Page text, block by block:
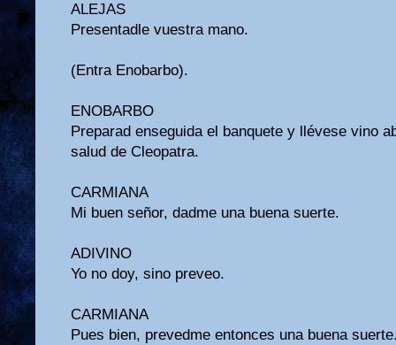
ALEJAS
Presentadle vuestra mano.
(Entra Enobarbo).
ENOBARBO
Preparad enseguida el banquete y llévese vino
salud de Cleopatra.
CARMIANA
Mi buen señor, dadme una buena suerte.
ADIVINO
Yo no doy, sino preveo.
CARMIANA
Pues bien, prevedme entonces una buena